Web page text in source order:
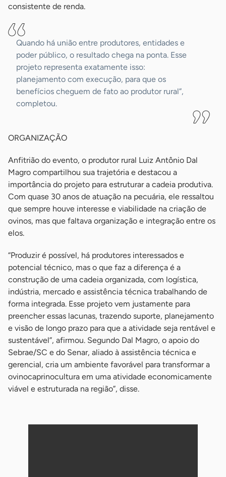
consistente de renda.
Quando há união entre produtores, entidades e
poder público, o resultado chega na ponta. Esse
projeto representa exatamente isso:
planejamento com execução, para que os
benefícios cheguem de fato ao produtor rural”,
completou.
ORGANIZAÇÃO
Anfitrião do evento, o produtor rural Luiz Antônio Dal
Magro compartilhou sua trajetória e destacou a
importância do projeto para estruturar a cadeia produtiva.
Com quase 30 anos de atuação na pecuária, ele ressaltou
que sempre houve interesse e viabilidade na criação de
ovinos, mas que faltava organização e integração entre os
elos.
“Produzir é possível, há produtores interessados e
potencial técnico, mas o que faz a diferença é a
construção de uma cadeia organizada, com logística,
indústria, mercado e assistência técnica trabalhando de
forma integrada. Esse projeto vem justamente para
preencher essas lacunas, trazendo suporte, planejamento
e visão de longo prazo para que a atividade seja rentável e
sustentável”, afirmou. Segundo Dal Magro, o apoio do
Sebrae/SC e do Senar, aliado à assistência técnica e
gerencial, cria um ambiente favorável para transformar a
ovinocaprinocultura em uma atividade economicamente
viável e estruturada na região”, disse.